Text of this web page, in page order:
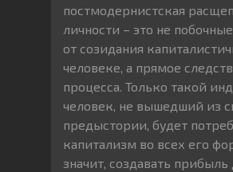
постмодернистская
личности – это не
от созидания
человеке, а прямое
процесса. Только такой
человек, не вышедший из
предыстории, будет
капитализм во всех его
значит, создавать прибыль